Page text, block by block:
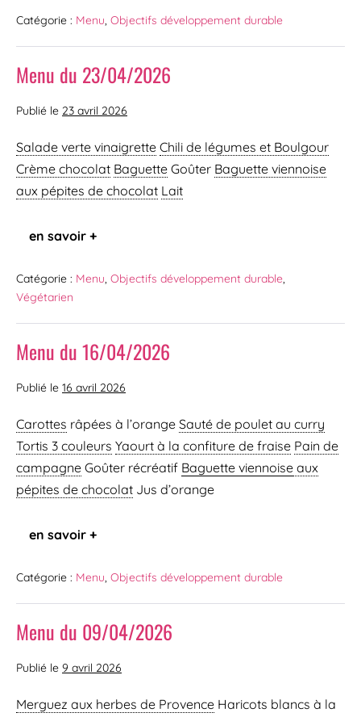
Catégorie : Menu, Objectifs développement durable
Menu du 23/04/2026
Publié le 23 avril 2026
Salade verte vinaigrette Chili de légumes et Boulgour
Crème chocolat Baguette Goûter Baguette viennoise
aux pépites de chocolat Lait
en savoir +
Catégorie : Menu, Objectifs développement durable,
Végétarien
Menu du 16/04/2026
Publié le 16 avril 2026
Carottes râpées à l’orange Sauté de poulet au curry
Tortis 3 couleurs Yaourt à la confiture de fraise Pain de
campagne Goûter récréatif Baguette viennoise aux
pépites de chocolat Jus d’orange
en savoir +
Catégorie : Menu, Objectifs développement durable
Menu du 09/04/2026
Publié le 9 avril 2026
Merguez aux herbes de Provence Haricots blancs à la